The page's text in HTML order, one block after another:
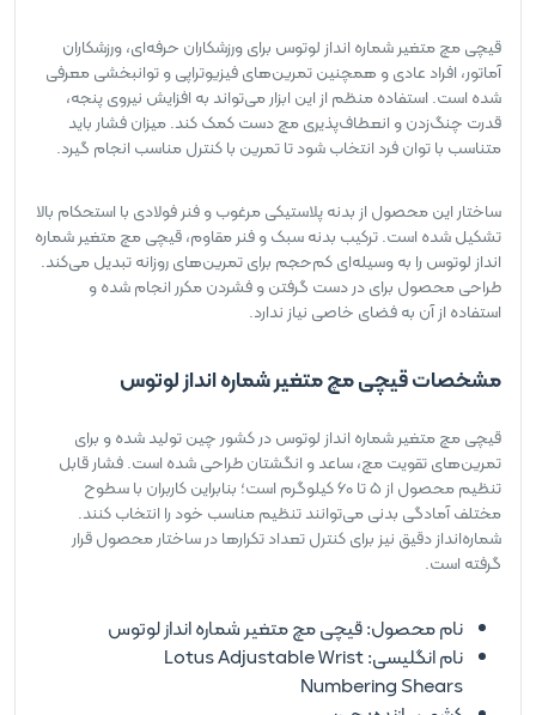
قیچی مچ متغیر شماره انداز لوتوس برای ورزشکاران حرفه‌ای، ورزشکاران
آماتور، افراد عادی و همچنین تمرین‌های فیزیوتراپی و توانبخشی معرفی
شده است. استفاده منظم از این ابزار می‌تواند به افزایش نیروی پنجه،
قدرت چنگ‌زدن و انعطاف‌پذیری مچ دست کمک کند. میزان فشار باید
متناسب با توان فرد انتخاب شود تا تمرین با کنترل مناسب انجام گیرد.
ساختار این محصول از بدنه پلاستیکی مرغوب و فنر فولادی با استحکام بالا
تشکیل شده است. ترکیب بدنه سبک و فنر مقاوم، قیچی مچ متغیر شماره
انداز لوتوس را به وسیله‌ای کم‌حجم برای تمرین‌های روزانه تبدیل می‌کند.
طراحی محصول برای در دست گرفتن و فشردن مکرر انجام شده و
استفاده از آن به فضای خاصی نیاز ندارد.
مشخصات قیچی مچ متغیر شماره انداز لوتوس
قیچی مچ متغیر شماره انداز لوتوس در کشور چین تولید شده و برای
تمرین‌های تقویت مچ، ساعد و انگشتان طراحی شده است. فشار قابل
تنظیم محصول از 5 تا 60 کیلوگرم است؛ بنابراین کاربران با سطوح
مختلف آمادگی بدنی می‌توانند تنظیم مناسب خود را انتخاب کنند.
شماره‌انداز دقیق نیز برای کنترل تعداد تکرارها در ساختار محصول قرار
گرفته است.
نام محصول: قیچی مچ متغیر شماره انداز لوتوس
نام انگلیسی: Lotus Adjustable Wrist
Numbering Shears